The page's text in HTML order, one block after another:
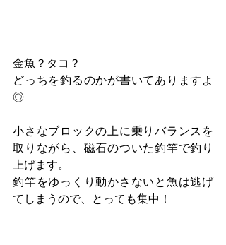
金魚？タコ？
どっちを釣るのかが書いてありますよ
◎
小さなブロックの上に乗りバランスを
取りながら、磁石のついた釣竿で釣り
上げます。
釣竿をゆっくり動かさないと魚は逃げ
てしまうので、とっても集中！